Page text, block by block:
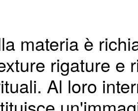
materia è
rigature e
Al loro